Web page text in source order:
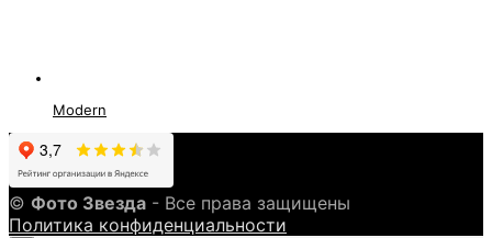
Modern
© Фото Звезда - Все права защищены
Политика конфиденциальности